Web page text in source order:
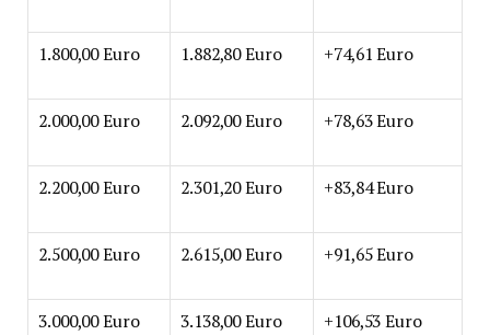
1.800,00 Euro 1.882,80 Euro +74,61 Euro
2.000,00 Euro 2.092,00 Euro +78,63 Euro
2.200,00 Euro 2.301,20 Euro +83,84 Euro
2.500,00 Euro 2.615,00 Euro +91,65 Euro
3.000,00 Euro 3.138,00 Euro +106,53 Euro